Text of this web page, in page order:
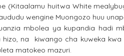
(Kitaalamu huitwa White
wengine Muongozo huu
mbolea ya kupandia hadi
na kiwango cha kuweka
matokeo mazuri.